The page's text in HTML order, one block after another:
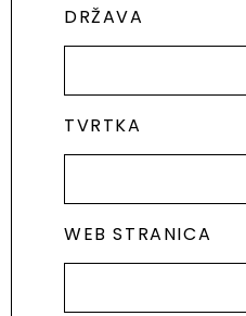
DRŽAVA
TVRTKA
WEB STRANICA